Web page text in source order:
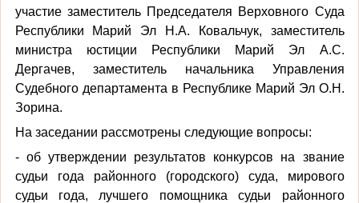
участие заместитель Председателя Верховного Суда
Республики Марий Эл Н.А. Ковальчук, заместитель
министра юстиции Республики Марий Эл А.С.
Дергачев, заместитель начальника Управления
Судебного департамента в Республике Марий Эл О.Н.
Зорина.
На заседании рассмотрены следующие вопросы:
- об утверждении результатов конкурсов на звание
судьи года районного (городского) суда, мирового
судьи года, лучшего помощника судьи районного